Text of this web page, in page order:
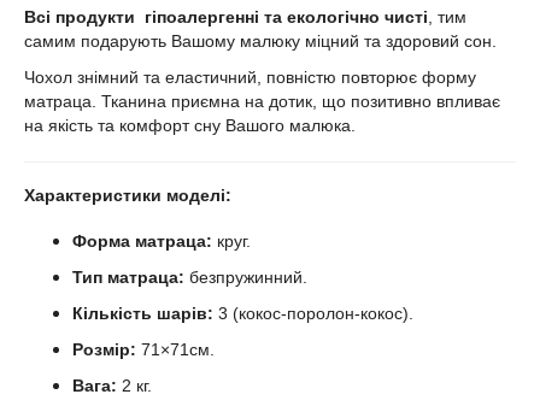
Всі продукти гіпоалергенні та екологічно чисті , тим
самим подарують Вашому малюку міцний та здоровий сон.
Чохол знімний та еластичний, повністю повторює форму
матраца. Тканина приємна на дотик, що позитивно впливає
на якість та комфорт сну Вашого малюка.
Характеристики моделі:
Форма матраца: круг.
Тип матраца: безпружинний.
Кількість шарів: 3 (кокос-поролон-кокос).
Розмір: 71×71см.
Вага: 2 кг.